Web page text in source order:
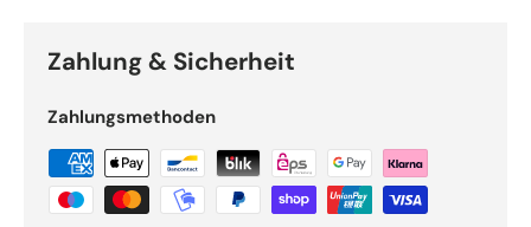
Zahlung & Sicherheit
Zahlungsmethoden